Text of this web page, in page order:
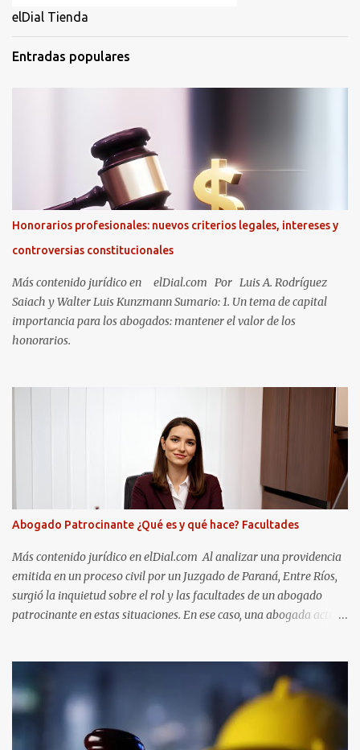
elDial Tienda
Entradas populares
Honorarios profesionales: nuevos criterios legales, intereses y
controversias constitucionales
Más contenido jurídico en elDial.com Por Luis A. Rodríguez
Saiach y Walter Luis Kunzmann Sumario: 1. Un tema de capital
importancia para los abogados: mantener el valor de los
honorarios.
Abogado Patrocinante ¿Qué es y qué hace? Facultades
Más contenido jurídico en elDial.com Al analizar una providencia
emitida en un proceso civil por un Juzgado de Paraná, Entre Ríos,
surgió la inquietud sobre el rol y las facultades de un abogado
patrocinante en estas situaciones. En ese caso, una abogada actuó
“representante”. Sin embargo, como ocurre frecuentemente,
decidió no continuar con la relación profesional con su cliente. Para
formalizar esta decisión, lo notificó al Juzgado y solicitó que se
informara al patrocinado.